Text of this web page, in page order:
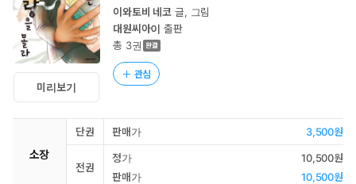
미리보기
이와토비 네코 글, 그림
대원씨아이 출판
총 3권
관심
소장
단권 판매가 3,500원
전권
정가
10,500원
판매가
10,500원